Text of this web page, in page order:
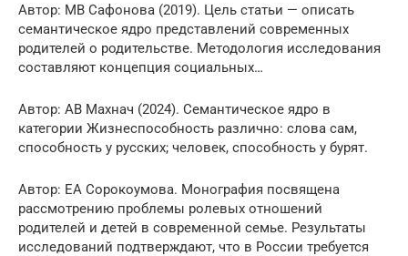
Автор: МВ Сафонова (2019). Цель статьи — описать
семантическое ядро представлений современных
родителей о родительстве. Методология исследования
составляют концепция социальных…
Автор: АВ Махнач (2024). Семантическое ядро в
категории Жизнеспособность различно: слова сам,
способность у русских; человек, способность у бурят.
Автор: ЕА Сорокоумова. Монография посвящена
рассмотрению проблемы ролевых отношений
родителей и детей в современной семье. Результаты
исследований подтверждают, что в России требуется